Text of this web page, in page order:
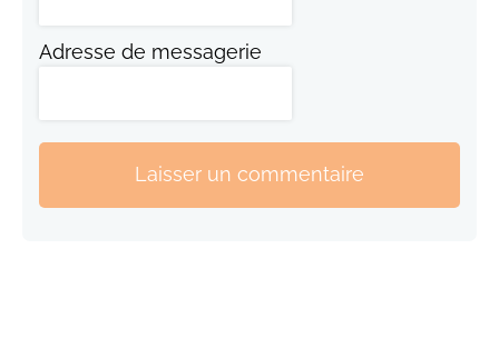
Adresse de messagerie
Laisser un commentaire